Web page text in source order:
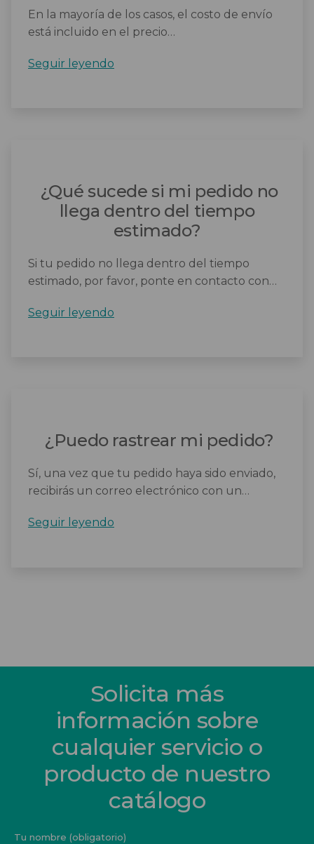
En la mayoría de los casos, el costo de envío
está incluido en el precio…
Seguir leyendo
rápido?
¿Qué sucede si mi pedido no
llega dentro del tiempo
estimado?
Si tu pedido no llega dentro del tiempo
estimado, por favor, ponte en contacto con…
Seguir leyendo
dentro
tiempo
estimado?
¿Puedo rastrear mi pedido?
Sí, una vez que tu pedido haya sido enviado,
recibirás un correo electrónico con un…
Seguir leyendo
Solicita más
información sobre
cualquier servicio o
producto de nuestro
catálogo
Tu nombre (obligatorio)